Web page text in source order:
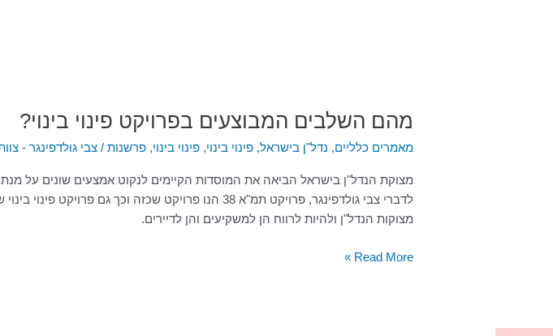
מהם השלבים המבוצעים בפרויקט פינוי בינוי?
מאמרים כלליים, נדל"ן בישראל,פינוי בינוי,פינוי בינוי,פרשנות /צבי גולדפינגר -
מצוקת הנדל"ן בישראל הביאה את המוסדות הקיימים לנקוט אמצעים שונים על מנת
לדברי צבי גולדפינגר, פרויקט תמ"א 38 הנו פרויקט שכזה וכך גם פרויקט
מצוקות הנדל"ן ולהיות לרווח הן למשקיעים והן לדיירים.
מהם
המבוצעים
בפרויקט
פינוי
בינוי?
Read More »